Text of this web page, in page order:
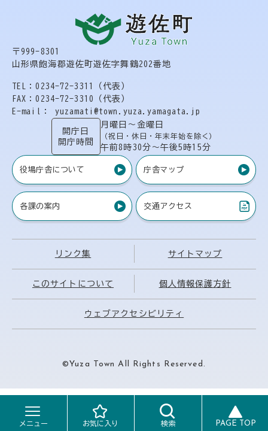
メニュー お気に入り 検索
〒999-8301
山形県飽海郡遊佐町遊佐字舞鶴202番地
TEL：0234-72-3311（代表）
FAX：0234-72-3310（代表）
E-mail： yuzamati@town.yuza.yamagata.jp
開庁日
開庁時間
月曜日〜金曜日
（祝日・休日・年末年始を除く）
午前8時30分〜午後5時15分
役場庁舎について 庁舎マップ
各課の案内 交通アクセス
（PDF）
リンク集 サイトマップ
このサイトについて 個人情報保護方針
ウェブアクセシビリティ
©Yuza Town All Rights Reserved.
PAGE TOP